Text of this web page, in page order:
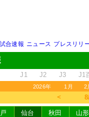
試合速報 ニュース プレスリリ
J1 J2 J3 J1
2026年 1月 2
＜
仙台 秋田 山形